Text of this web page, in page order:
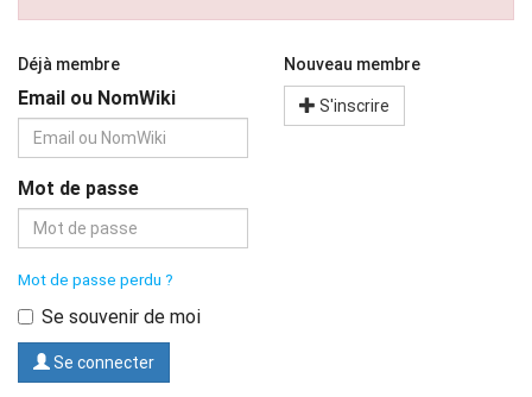
Déjà membre
Email ou NomWiki
Mot de passe
Mot de passe perdu ?
Se souvenir de moi
Se connecter
Nouveau membre
S'inscrire